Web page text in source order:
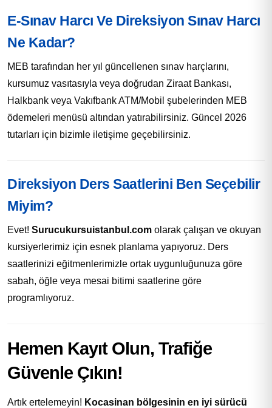
E-Sınav Harcı Ve Direksiyon Sınav Harcı
Ne Kadar?
MEB tarafından her yıl güncellenen sınav harçlarını,
kursumuz vasıtasıyla veya doğrudan Ziraat Bankası,
Halkbank veya Vakıfbank ATM/Mobil şubelerinden MEB
ödemeleri menüsü altından yatırabilirsiniz. Güncel 2026
tutarları için bizimle iletişime geçebilirsiniz.
Direksiyon Ders Saatlerini Ben Seçebilir
Miyim?
Evet! Surucukursuistanbul.com olarak çalışan ve okuyan
kursiyerlerimiz için esnek planlama yapıyoruz. Ders
saatlerinizi eğitmenlerimizle ortak uygunluğunuza göre
sabah, öğle veya mesai bitimi saatlerine göre
programlıyoruz.
Hemen Kayıt Olun, Trafiğe
Güvenle Çıkın!
Artık ertelemeyin! Kocasinan bölgesinin en iyi sürücü